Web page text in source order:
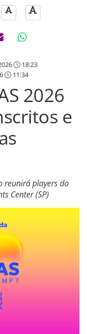
18:23
11:34
2026
e
reunirá players do
Center (SP)